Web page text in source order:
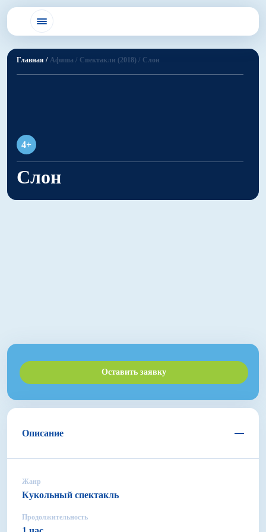
Главная / Афиша / Спектакли (2018) / Слон
4+
Слон
Оставить заявку
Описание
Жанр
Кукольный спектакль
Продолжительность